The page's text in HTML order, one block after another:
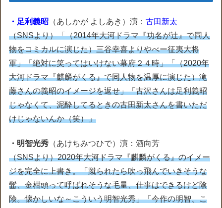
・足利義昭 （あしかが よしあき）演：古田新太
（SNSより）「（2014年大河ドラマ『功名が辻』で同人
物をコミカルに演じた）三谷幸喜よりやべー征夷大将
軍」「絶対に笑ってはいけない幕府２４時」「（2020年
大河ドラマ『麒麟がくる』で同人物を温厚に演じた）滝
藤さんの義昭のイメージを返せ」「古沢さんは足利義昭
じゃなくて、泥酔してるときの古田新太さんを書いただ
けじゃないんか（笑）」
・明智光秀 （あけちみつひで）演：酒向芳
（SNSより）2020年大河ドラマ『麒麟がくる』のイメー
ジを完全に上書き。「蹴られたら吹っ飛んでいきそうな
髷、金柑頭って呼ばれそうな毛量、仕事はできるけど陰
険。懐かしいな～こういう明智光秀」「今作の明智、こ